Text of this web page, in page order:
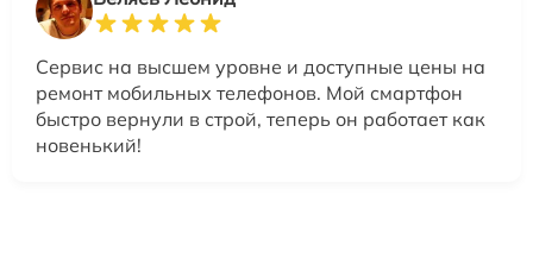
Сервис на высшем уровне и доступные цены на
ремонт мобильных телефонов. Мой смартфон
быстро вернули в строй, теперь он работает как
новенький!